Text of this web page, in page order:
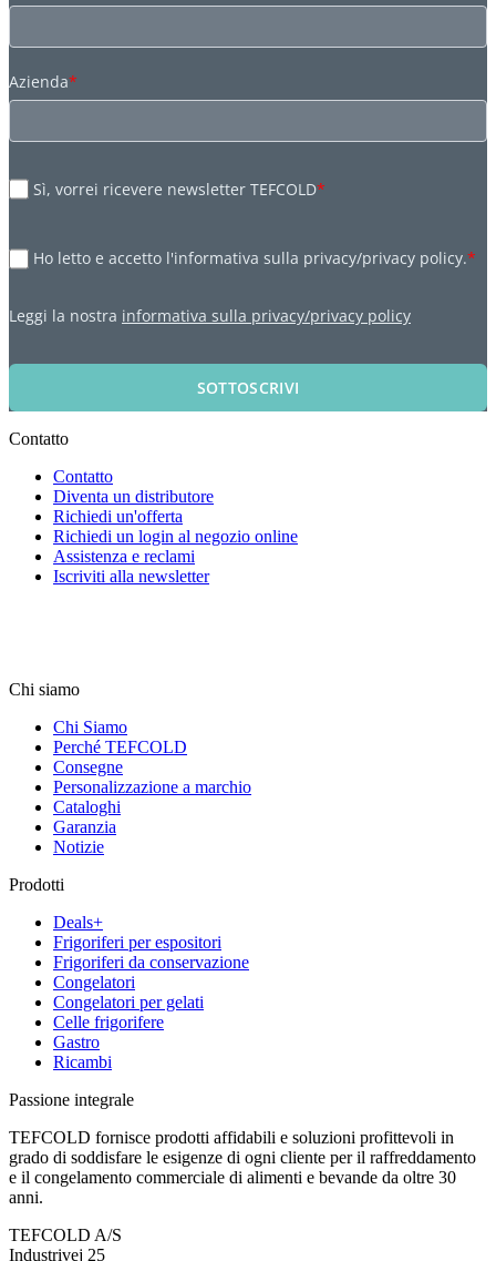
Azienda*
Sì, vorrei ricevere newsletter TEFCOLD*
Ho letto e accetto l'informativa sulla privacy/privacy policy.*
Leggi la nostra informativa sulla privacy/privacy policy
SOTTOSCRIVI
Contatto
Contatto
Diventa un distributore
Richiedi un'offerta
Richiedi un login al negozio online
Assistenza e reclami
Iscriviti alla newsletter
Chi siamo
Chi Siamo
Perché TEFCOLD
Consegne
Personalizzazione a marchio
Cataloghi
Garanzia
Notizie
Prodotti
Deals+
Frigoriferi per espositori
Frigoriferi da conservazione
Congelatori
Congelatori per gelati
Celle frigorifere
Gastro
Ricambi
Passione integrale
TEFCOLD fornisce prodotti affidabili e soluzioni profittevoli in
grado di soddisfare le esigenze di ogni cliente per il raffreddamento
e il congelamento commerciale di alimenti e bevande da oltre 30
anni.
TEFCOLD A/S
Industrivej 25